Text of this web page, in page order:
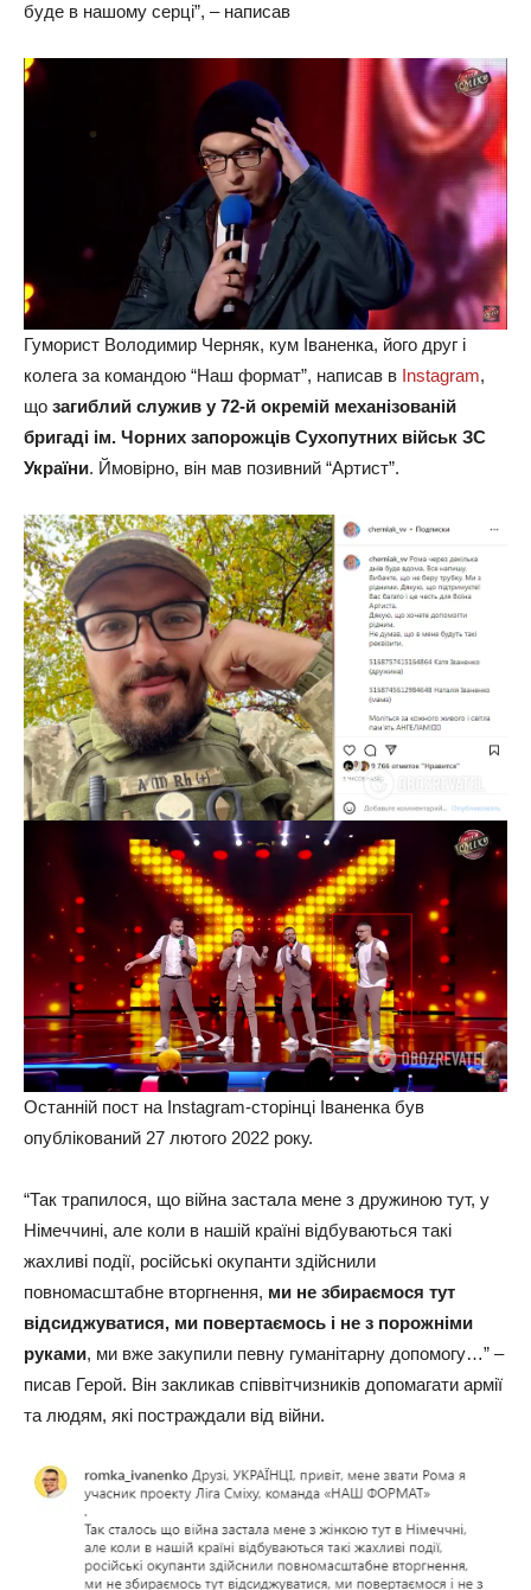
буде в нашому серці”, – написав
Гуморист Володимир Черняк, кум Іваненка, його друг і
колега за командою “Наш формат”, написав в Instagram,
що загиблий служив у 72-й окремій механізованій
бригаді ім. Чорних запорожців Сухопутних військ ЗС
України. Ймовірно, він мав позивний “Артист”.
Останній пост на Instagram-сторінці Іваненка був
опублікований 27 лютого 2022 року.
“Так трапилося, що війна застала мене з дружиною тут, у
Німеччині, але коли в нашій країні відбуваються такі
жахливі події, російські окупанти здійснили
повномасштабне вторгнення, ми не збираємося тут
відсиджуватися, ми повертаємось і не з порожніми
руками, ми вже закупили певну гуманітарну допомогу…” –
писав Герой. Він закликав співвітчизників допомагати армії
та людям, які постраждали від війни.